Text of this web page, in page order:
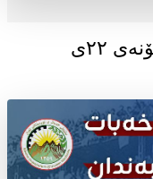
پەیامی سازمانی خەبات بەبۆنەی ۲۲ی